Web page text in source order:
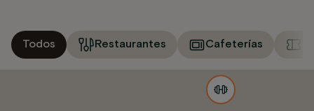
Todos Restaurantes Cafeterías